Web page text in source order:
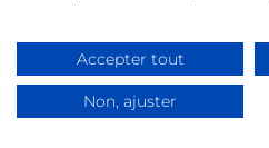
réalité, France
souvent une période
ans. De plus, à
Accepter tout
Non, ajuster